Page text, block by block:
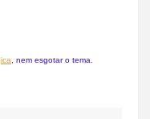
, nem esgotar o tema.